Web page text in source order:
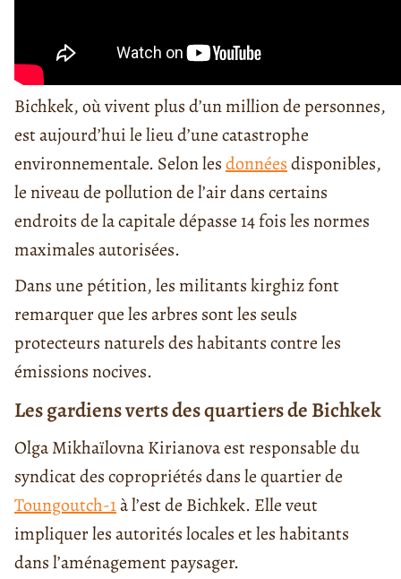
Bichkek, où vivent plus d’un million de personnes,
est aujourd’hui le lieu d’une catastrophe
environnementale. Selon lesdonnéesdisponibles,
le niveau de pollution de l’air dans certains
endroits de la capitale dépasse 14 fois les normes
maximales autorisées.
Dans une pétition, les militants kirghiz font
remarquer que les arbres sont les seuls
protecteurs naturels des habitants contre les
émissions nocives.
Les gardiens verts des quartiers de Bichkek
Olga Mikhaïlovna Kirianova est responsable du
syndicat des copropriétés dans le quartier de
Toungoutch-1à l’est de Bichkek. Elle veut
impliquer les autorités locales et les habitants
dans l’aménagement paysager.